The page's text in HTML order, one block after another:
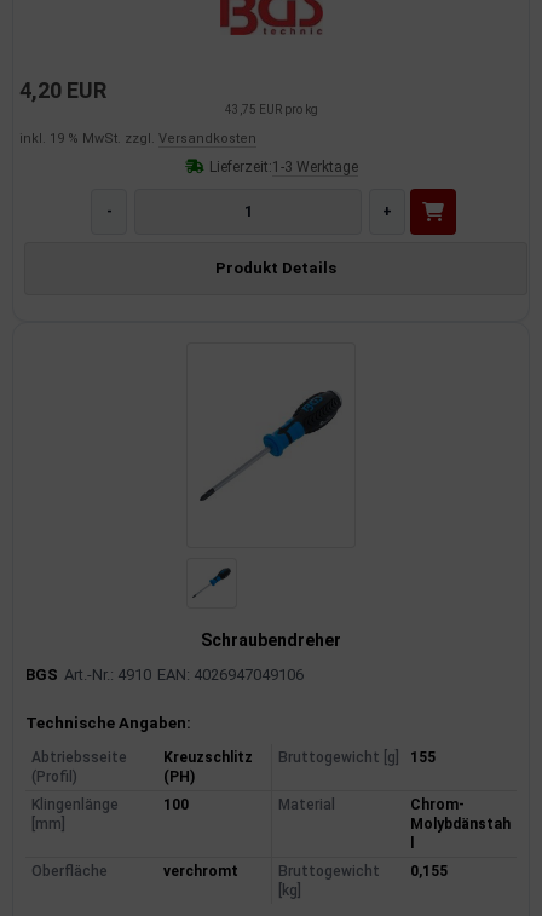
4,20 EUR
43,75 EUR pro kg
inkl. 19 % MwSt. zzgl. Versandkosten
Lieferzeit:1-3 Werktage
- +
Produkt Details
Schraubendreher
BGS Art.-Nr.: 4910 EAN: 4026947049106
Produktinformationen
Technische Angaben:
Abtriebsseite
(Profil)
Kreuzschlitz
(PH)
Bruttogewicht [g] 155
Klingenlänge
[mm]
100 Material
Chrom-
Molybdänstah
Oberfläche
verchromt
Bruttogewicht
[kg]
0,155